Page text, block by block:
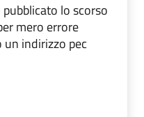
lo scorso
mero errore
indirizzo pec